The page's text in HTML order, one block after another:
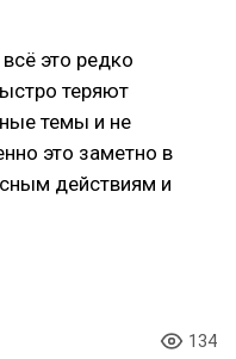
это редко
теряют
темы и не
это заметно в
действиям и
134